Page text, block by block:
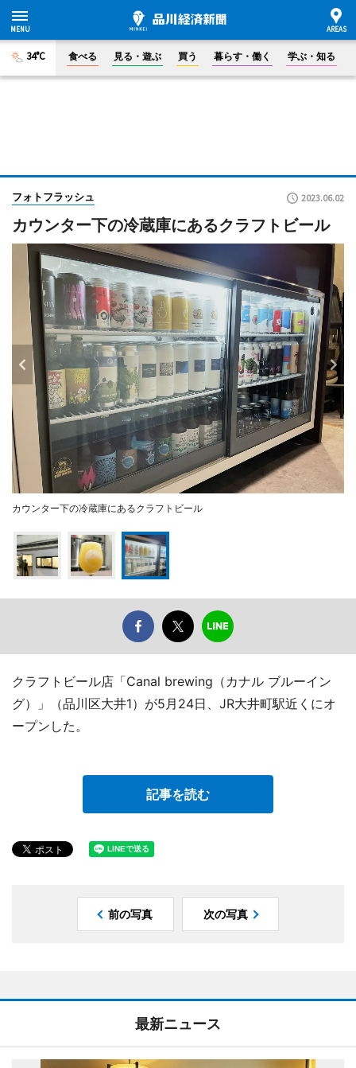
34°C 食べる 見る・遊ぶ 買う 暮らす・働く 学ぶ・知る
フォトフラッシュ 2023.06.02
カウンター下の冷蔵庫にあるクラフトビール
カウンター下の冷蔵庫にあるクラフトビール
クラフトビール店「Canal brewing（カナル ブルーイン
グ）」（品川区大井1）が5月24日、JR大井町駅近くにオ
ープンした。
記事を読む
前の写真 次の写真
最新ニュース